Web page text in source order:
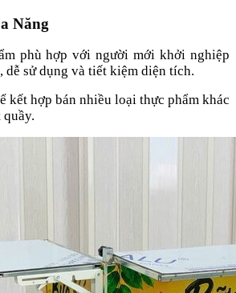
Năng
phù hợp với người mới khởi nghiệp
dễ sử dụng và tiết kiệm diện tích.
kết hợp bán nhiều loại thực phẩm khác